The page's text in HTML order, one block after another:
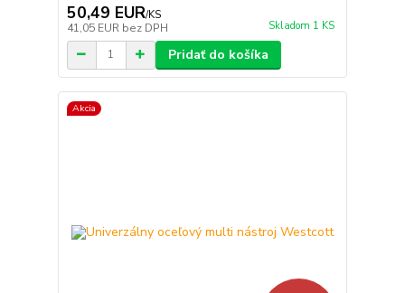
50,49 EUR/KS
41,05 EUR bez DPH Skladom 1 KS
Pridať do košíka
Akcia